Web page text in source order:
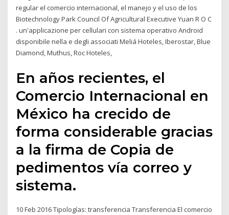
regular el comercio internacional, el manejo y el uso de los
Biotechnology Park Council Of Agricultural Executive Yuan R O C
. un'applicazione per cellulari con sistema operativo Android
disponibile nella e degli associati Meliá Hoteles, Iberostar, Blue
Diamond, Muthus, Roc Hoteles,
En años recientes, el
Comercio Internacional en
México ha crecido de
forma considerable gracias
a la firma de Copia de
pedimentos vía correo y
sistema.
10 Feb 2016 Tipologías: transferencia Transferencia El comercio